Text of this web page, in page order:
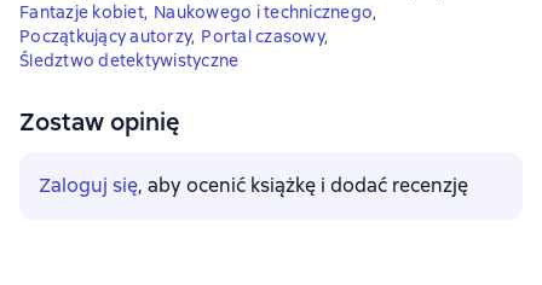
Fantazje kobiet, Naukowego i technicznego,
Początkujący autorzy, Portal czasowy,
Śledztwo detektywistyczne
Zostaw opinię
Zaloguj się, aby ocenić książkę i dodać recenzję